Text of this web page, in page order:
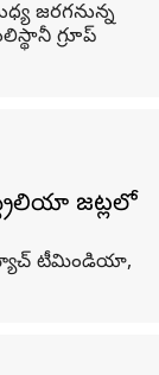
జరగనున్న
గ్రూప్
జట్లలో
టీమిండియా,